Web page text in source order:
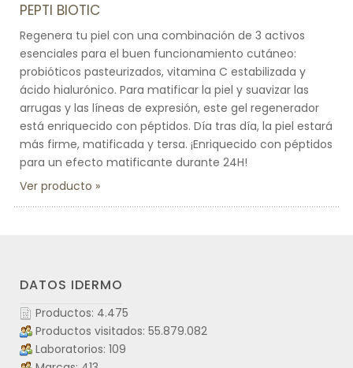
PEPTI BIOTIC
Regenera tu piel con una combinación de 3 activos
esenciales para el buen funcionamiento cutáneo:
probióticos pasteurizados, vitamina C estabilizada y
ácido hialurónico. Para matificar la piel y suavizar las
arrugas y las líneas de expresión, este gel regenerador
está enriquecido con péptidos. Día tras día, la piel estará
más firme, matificada y tersa. ¡Enriquecido con péptidos
para un efecto matificante durante 24H!
Ver producto
DATOS IDERMO
Productos: 4.475
Productos visitados: 55.879.082
Laboratorios: 109